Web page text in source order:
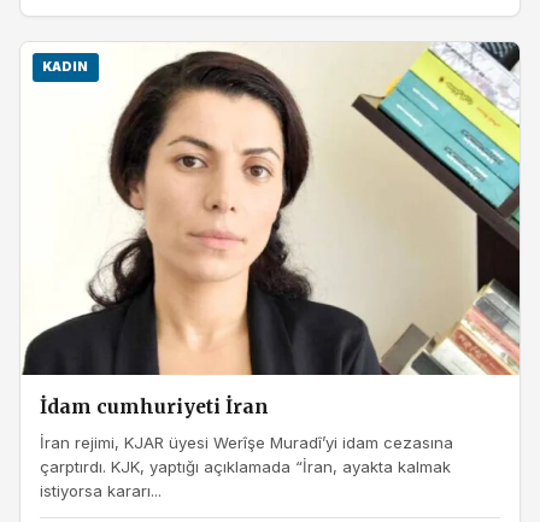
KADIN
İdam cumhuriyeti İran
İran rejimi, KJAR üyesi Werîşe Muradî’yi idam cezasına
çarptırdı. KJK, yaptığı açıklamada “İran, ayakta kalmak
istiyorsa kararı...